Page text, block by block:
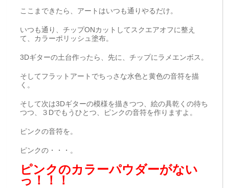
ここまできたら、アートはいつも通りやるだけ。
いつも通り、チップONカットしてスクエアオフに整え
て、カラーポリッシュ塗布。
3Dギターの土台作ったら、先に、チップにラメエンボス。
そしてフラットアートでちっさな水色と黄色の音符を描
く。
そして次は3Dギターの模様を描きつつ、絵の具乾くの待ち
つつ、３Dでもうひとつ、ピンクの音符を作りますよ。
ピンクの音符を。
ピンクの・・・。
ピンクのカラーパウダーがない
っ！！！